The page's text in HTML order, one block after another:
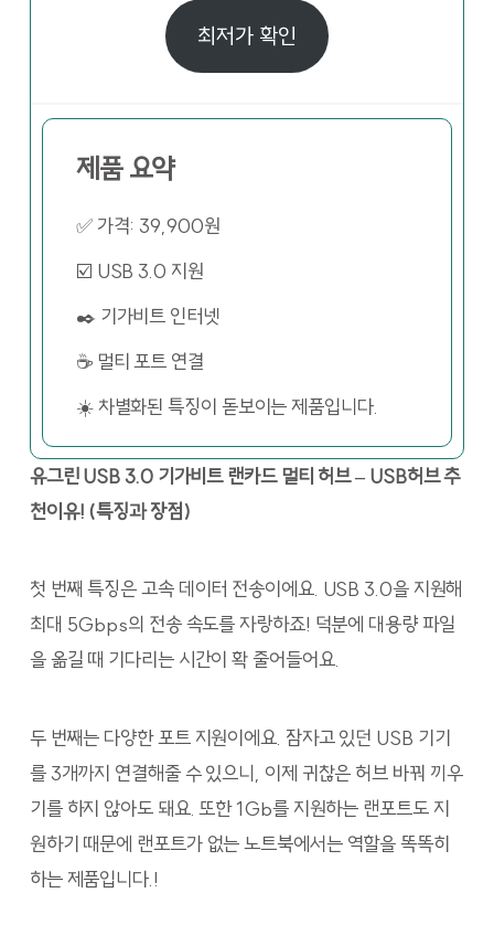
최저가 확인
제품 요약
✅ 가격: 39,900원
☑️ USB 3.0 지원
✒️ 기가비트 인터넷
☕ 멀티 포트 연결
☀️ 차별화된 특징이 돋보이는 제품입니다.
유그린 USB 3.0 기가비트 랜카드 멀티 허브 – USB허브 추
천이유! (특징과 장점)
첫 번째 특징은 고속 데이터 전송이에요. USB 3.0을 지원해
최대 5Gbps의 전송 속도를 자랑하죠! 덕분에 대용량 파일
을 옮길 때 기다리는 시간이 확 줄어들어요.
두 번째는 다양한 포트 지원이에요. 잠자고 있던 USB 기기
를 3개까지 연결해줄 수 있으니, 이제 귀찮은 허브 바꿔 끼우
기를 하지 않아도 돼요. 또한 1Gb를 지원하는 랜포트도 지
원하기 때문에 랜포트가 없는 노트북에서는 역할을 똑똑히
하는 제품입니다.!